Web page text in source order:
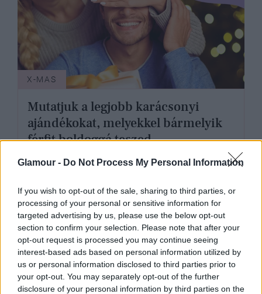
Glamour - Do Not Process My Personal Information
If you wish to opt-out of the sale, sharing to third parties, or
processing of your personal or sensitive information for
targeted advertising by us, please use the below opt-out
section to confirm your selection. Please note that after your
opt-out request is processed you may continue seeing
interest-based ads based on personal information utilized by
us or personal information disclosed to third parties prior to
your opt-out. You may separately opt-out of the further
disclosure of your personal information by third parties on the
X-MAS
Mutatjuk a legjobb karácsonyi
ajándékokat, melyekkel bármelyik
férfit boldoggá teszed